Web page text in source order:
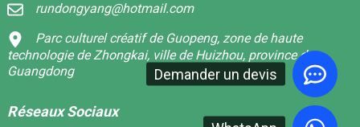
Demander un devis
rundongyang@hotmail.com
Parc culturel créatif de Guopeng, zone de haute
technologie de Zhongkai, ville de Huizhou, province du
Guangdong
Réseaux Sociaux